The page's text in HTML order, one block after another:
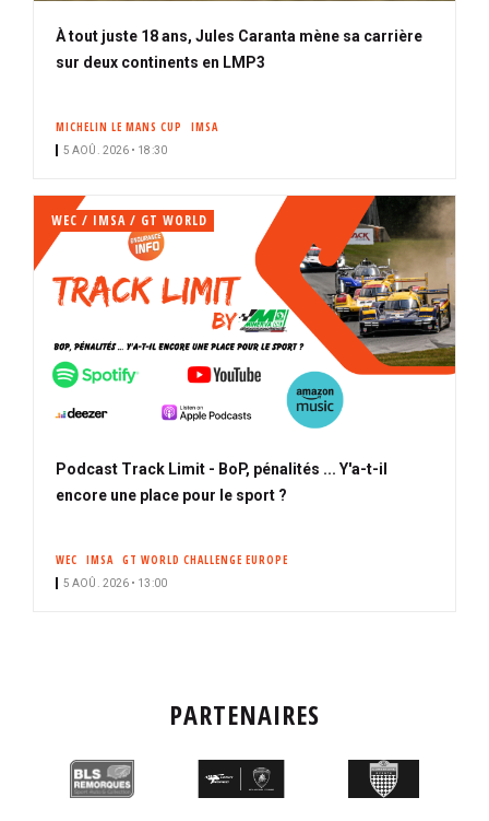
À tout juste 18 ans, Jules Caranta mène sa carrière
sur deux continents en LMP3
MICHELIN LE MANS CUP IMSA
5 AOÛ. 2026 • 18:30
WEC / IMSA / GT WORLD
Podcast Track Limit - BoP, pénalités ... Y'a-t-il
encore une place pour le sport ?
WEC IMSA GT WORLD CHALLENGE EUROPE
5 AOÛ. 2026 • 13:00
PARTENAIRES